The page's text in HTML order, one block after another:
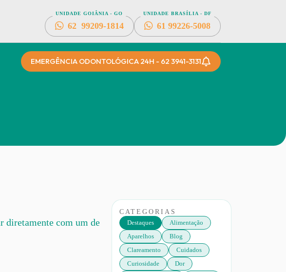
UNIDADE GOIÂNIA - GO
62 99209-1814
UNIDADE BRASÍLIA - DF
61 99226-5008
EMERGÊNCIA ODONTOLÓGICA 24H - 62 3941-3131
diretamente com um de
CATEGORIAS
Alimentação
Aparelhos
Blog
Clareamento
Cuidados
Curiosidade
Dor
Destaques